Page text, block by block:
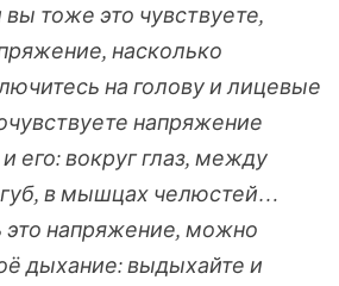
тоже это чувствуете,
насколько
на голову и лицевые
напряжение
его: вокруг глаз, между
в мышцах челюстей…
это напряжение, можно
дыхание: выдыхайте и